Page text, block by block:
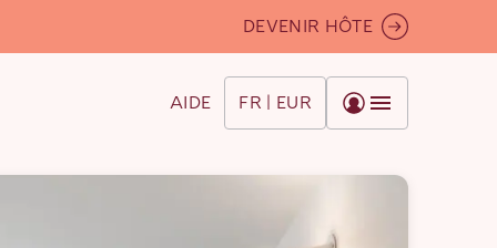
DEVENIR HÔTE
AIDE FR | EUR